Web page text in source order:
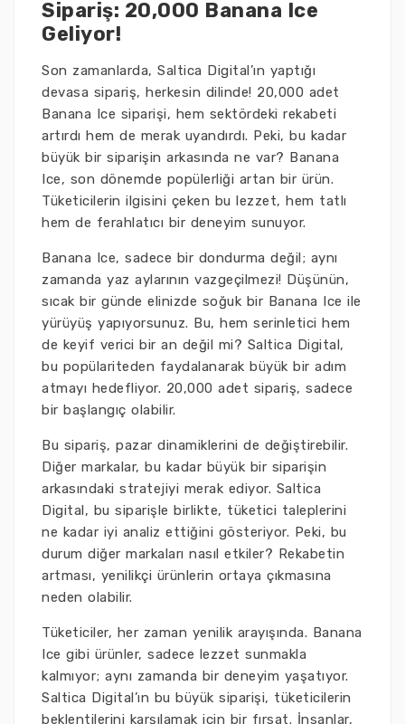
Sipariş: 20,000 Banana Ice
Geliyor!
Son zamanlarda, Saltica Digital’ın yaptığı
devasa sipariş, herkesin dilinde! 20,000 adet
Banana Ice siparişi, hem sektördeki rekabeti
artırdı hem de merak uyandırdı. Peki, bu kadar
büyük bir siparişin arkasında ne var? Banana
Ice, son dönemde popülerliği artan bir ürün.
Tüketicilerin ilgisini çeken bu lezzet, hem tatlı
hem de ferahlatıcı bir deneyim sunuyor.
Banana Ice, sadece bir dondurma değil; aynı
zamanda yaz aylarının vazgeçilmezi! Düşünün,
sıcak bir günde elinizde soğuk bir Banana Ice ile
yürüyüş yapıyorsunuz. Bu, hem serinletici hem
de keyif verici bir an değil mi? Saltica Digital,
bu popülariteden faydalanarak büyük bir adım
atmayı hedefliyor. 20,000 adet sipariş, sadece
bir başlangıç olabilir.
Bu sipariş, pazar dinamiklerini de değiştirebilir.
Diğer markalar, bu kadar büyük bir siparişin
arkasındaki stratejiyi merak ediyor. Saltica
Digital, bu siparişle birlikte, tüketici taleplerini
ne kadar iyi analiz ettiğini gösteriyor. Peki, bu
durum diğer markaları nasıl etkiler? Rekabetin
artması, yenilikçi ürünlerin ortaya çıkmasına
neden olabilir.
Tüketiciler, her zaman yenilik arayışında. Banana
Ice gibi ürünler, sadece lezzet sunmakla
kalmıyor; aynı zamanda bir deneyim yaşatıyor.
Saltica Digital’ın bu büyük siparişi, tüketicilerin
beklentilerini karşılamak için bir fırsat. İnsanlar,